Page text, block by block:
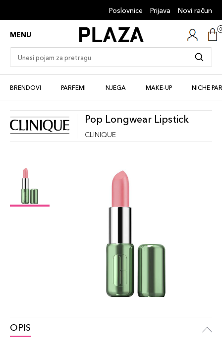
Poslovnice Prijava Novi račun
MENU
BRENDOVI PARFEMI NJEGA MAKE-UP NICHE
Pop Longwear Lipstick
CLINIQUE
OPIS